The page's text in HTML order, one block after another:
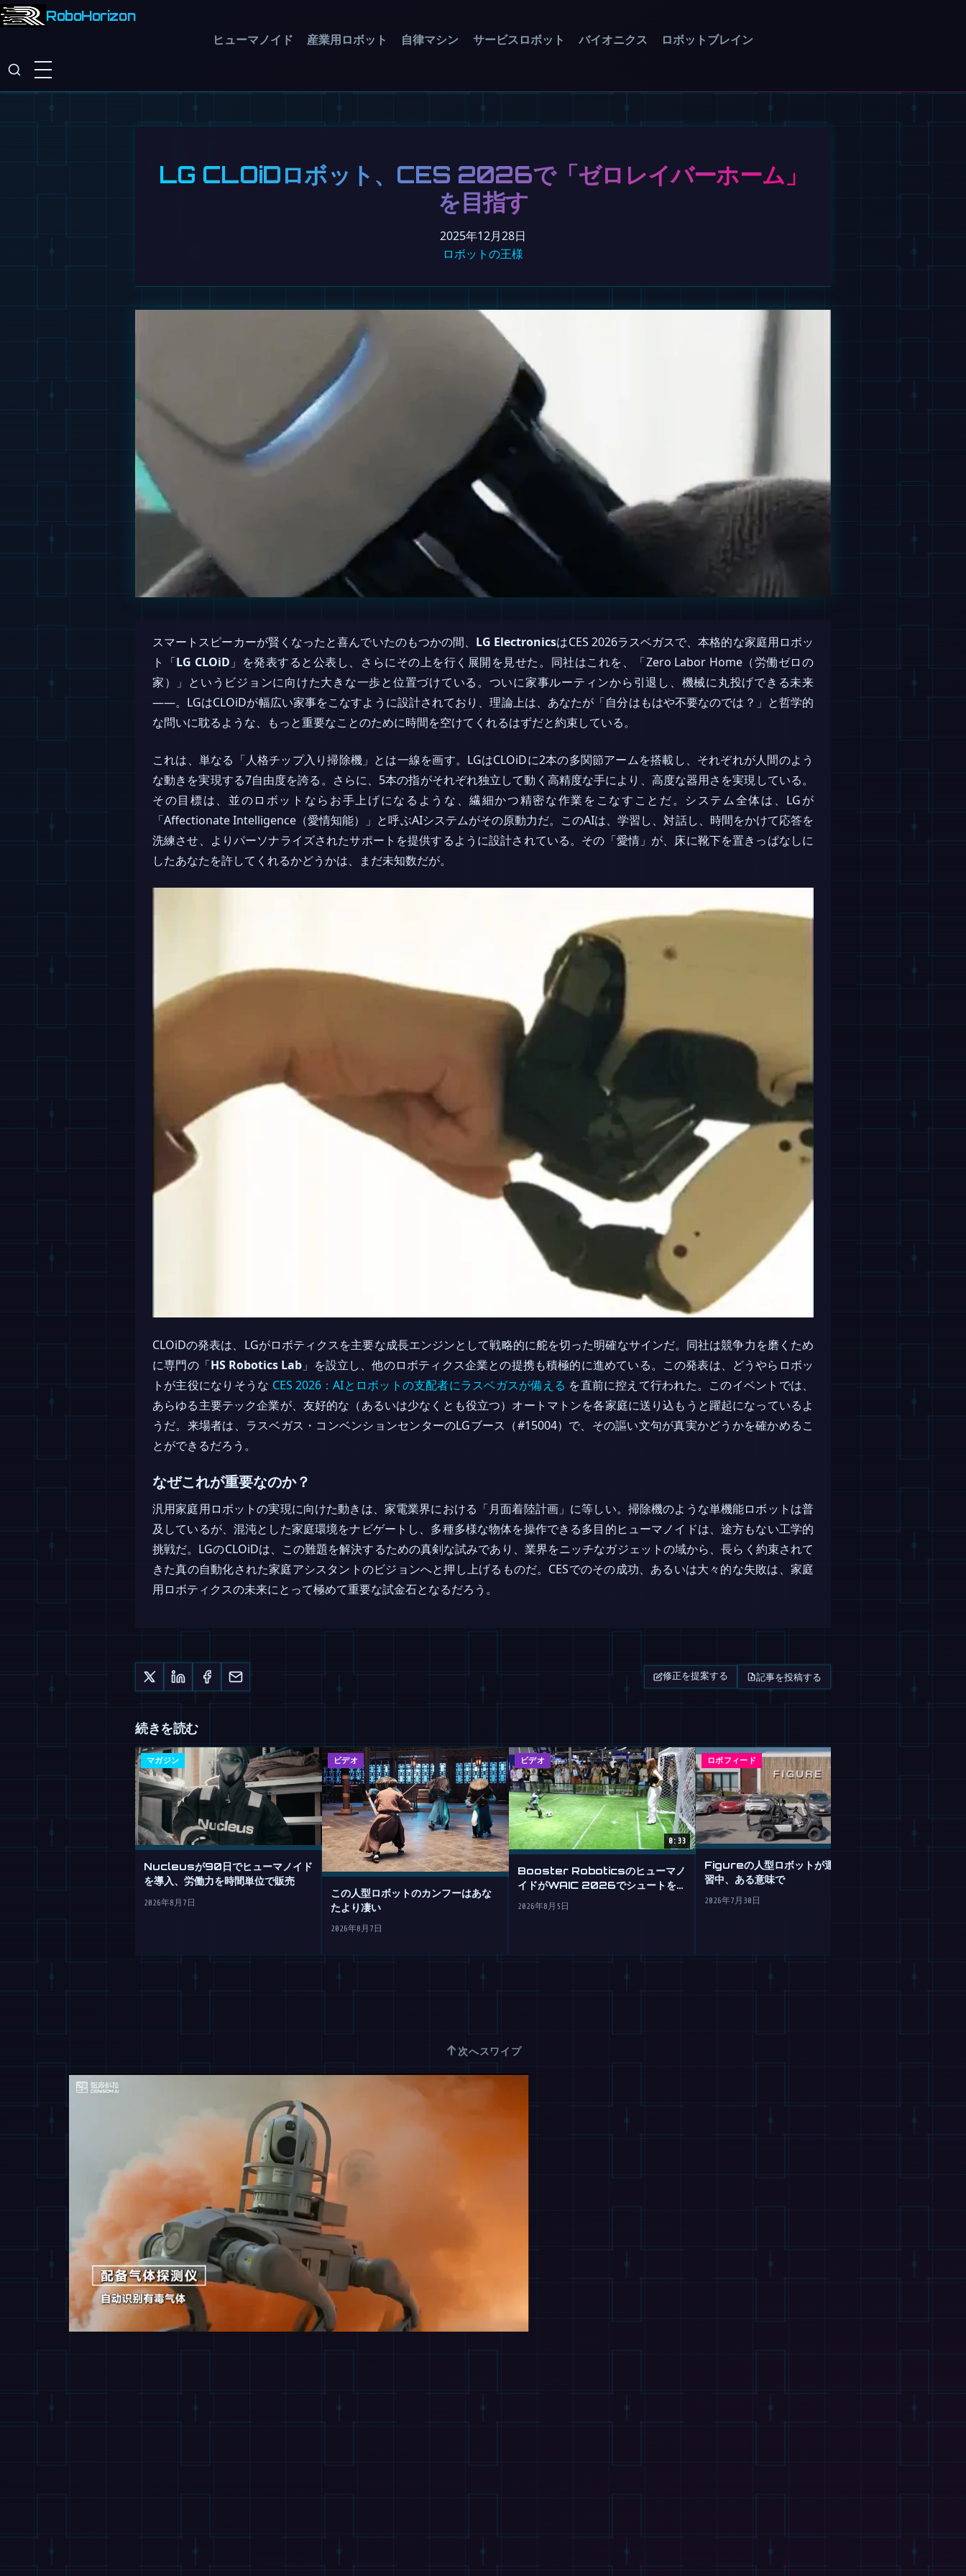
RoboHorizon
ヒューマノイド 産業用ロボット 自律マシン サービスロボット バイオニクス ロボットブレイン
LG CLOiDロボット、CES 2026で「ゼロレイバーホーム」
を目指す
2025年12月28日
ロボットの王様
スマートスピーカーが賢くなったと喜んでいたのもつかの間、 LG ElectronicsはCES 2026ラスベガスで、本格的な家庭用ロボッ
ト「LG CLOiD 」を発表すると公表し、さらにその上を行く展開を見せた。同社はこれを、「Zero Labor Home（労働ゼロの
家）」というビジョンに向けた大きな一歩と位置づけている。ついに家事ルーティンから引退し、機械に丸投げできる未来
――。LGはCLOiDが幅広い家事をこなすように設計されており、理論上は、あなたが「自分はもはや不要なのでは？」と哲学的
な問いに耽るような、もっと重要なことのために時間を空けてくれるはずだと約束している。
これは、単なる「人格チップ入り掃除機」とは一線を画す。LGはCLOiDに2本の多関節アームを搭載し、それぞれが人間のよう
な動きを実現する7自由度を誇る。さらに、5本の指がそれぞれ独立して動く高精度な手により、高度な器用さを実現している。
その目標は、並のロボットならお手上げになるような、繊細かつ精密な作業をこなすことだ。システム全体は、LGが
「Affectionate Intelligence（愛情知能）」と呼ぶAIシステムがその原動力だ。このAIは、学習し、対話し、時間をかけて応答を
洗練させ、よりパーソナライズされたサポートを提供するように設計されている。その「愛情」が、床に靴下を置きっぱなしに
したあなたを許してくれるかどうかは、まだ未知数だが。
CLOiDの発表は、LGがロボティクスを主要な成長エンジンとして戦略的に舵を切った明確なサインだ。同社は競争力を磨くため
に専門の「HS Robotics Lab 」を設立し、他のロボティクス企業との提携も積極的に進めている。この発表は、どうやらロボッ
トが主役になりそうな CES 2026：AIとロボットの支配者にラスベガスが備える を直前に控えて行われた。このイベントでは、
あらゆる主要テック企業が、友好的な（あるいは少なくとも役立つ）オートマトンを各家庭に送り込もうと躍起になっているよ
うだ。来場者は、ラスベガス・コンベンションセンターのLGブース（#15004）で、その謳い文句が真実かどうかを確かめるこ
とができるだろう。
なぜこれが重要なのか？
汎用家庭用ロボットの実現に向けた動きは、家電業界における「月面着陸計画」に等しい。掃除機のような単機能ロボットは普
及しているが、混沌とした家庭環境をナビゲートし、多種多様な物体を操作できる多目的ヒューマノイドは、途方もない工学的
挑戦だ。LGのCLOiDは、この難題を解決するための真剣な試みであり、業界をニッチなガジェットの域から、長らく約束されて
きた真の自動化された家庭アシスタントのビジョンへと押し上げるものだ。CESでのその成功、あるいは大々的な失敗は、家庭
用ロボティクスの未来にとって極めて重要な試金石となるだろう。
修正を提案する 記事を投稿する
続きを読む
マガジン
Nucleusが90日でヒューマノイド
を導入、労働力を時間単位で販売
2026年8月7日
ビデオ
この人型ロボットのカンフーはあな
たより凄い
2026年8月7日
ビデオ
0:33
Booster Roboticsのヒューマノ
イドがWAIC 2026でシュートを決
める
2026年8月5日
ロボフィード
Figureの人型ロボットが運転を学
習中、ある意味で
2026年7月30日
↑次へスワイプ